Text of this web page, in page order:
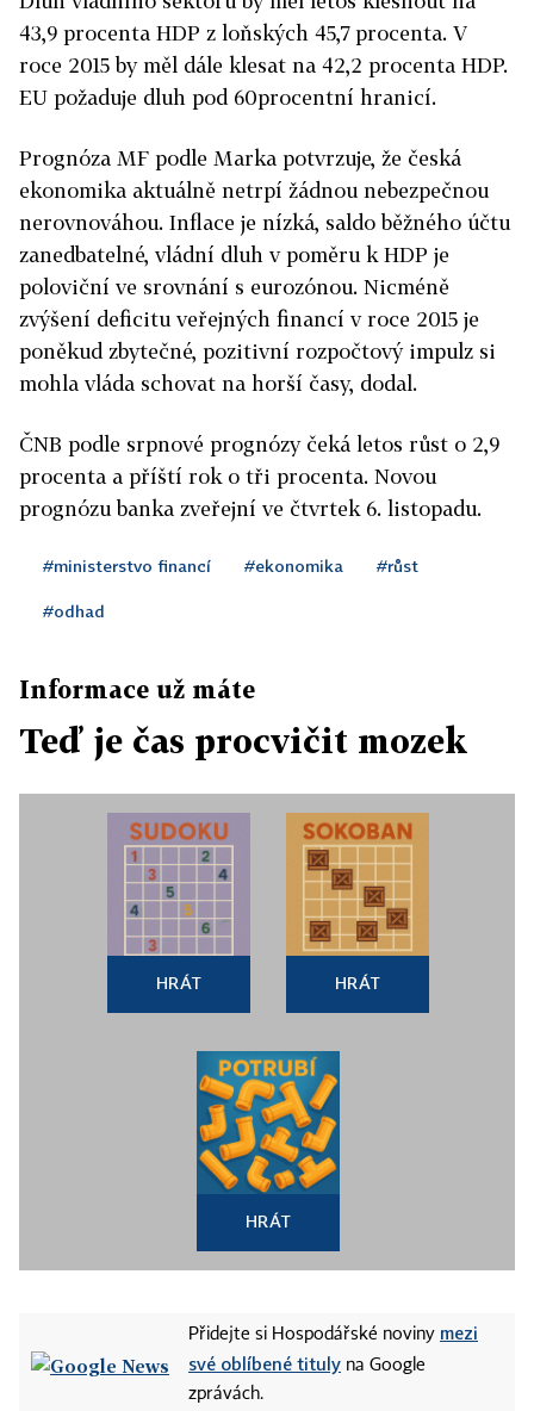
43,9 procenta HDP z loňských 45,7 procenta. V
roce 2015 by měl dále klesat na 42,2 procenta HDP.
EU požaduje dluh pod 60procentní hranicí.
Prognóza MF podle Marka potvrzuje, že česká
ekonomika aktuálně netrpí žádnou nebezpečnou
nerovnováhou. Inflace je nízká, saldo běžného účtu
zanedbatelné, vládní dluh v poměru k HDP je
poloviční ve srovnání s eurozónou. Nicméně
zvýšení deficitu veřejných financí v roce 2015 je
poněkud zbytečné, pozitivní rozpočtový impulz si
mohla vláda schovat na horší časy, dodal.
ČNB podle srpnové prognózy čeká letos růst o 2,9
procenta a příští rok o tři procenta. Novou
prognózu banka zveřejní ve čtvrtek 6. listopadu.
#ministerstvo financí #ekonomika #růst
#odhad
Informace už máte
Teď je čas procvičit mozek
HRÁT HRÁT
HRÁT
Přidejte si Hospodářské noviny mezi
své oblíbené tituly na Google
zprávách.